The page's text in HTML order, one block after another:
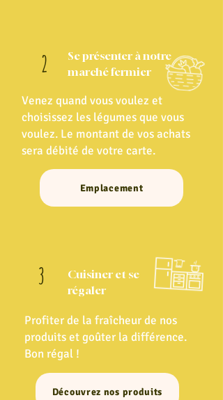
Emplacement
Se présenter à notre
marché fermier
Venez quand vous voulez et
choisissez les légumes que vous
voulez. Le montant de vos achats
sera débité de votre carte.
2
Profiter de la fraîcheur de nos
produits et goûter la différence.
Bon régal !
Cuisiner et se
régaler
Découvrez nos produits
3